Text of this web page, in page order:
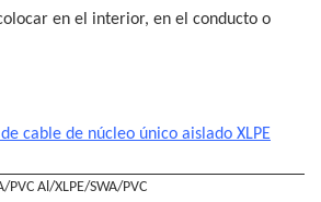
en el interior, en el conducto o
cable de núcleo único aislado XLPE
PVC Al/XLPE/SWA/PVC